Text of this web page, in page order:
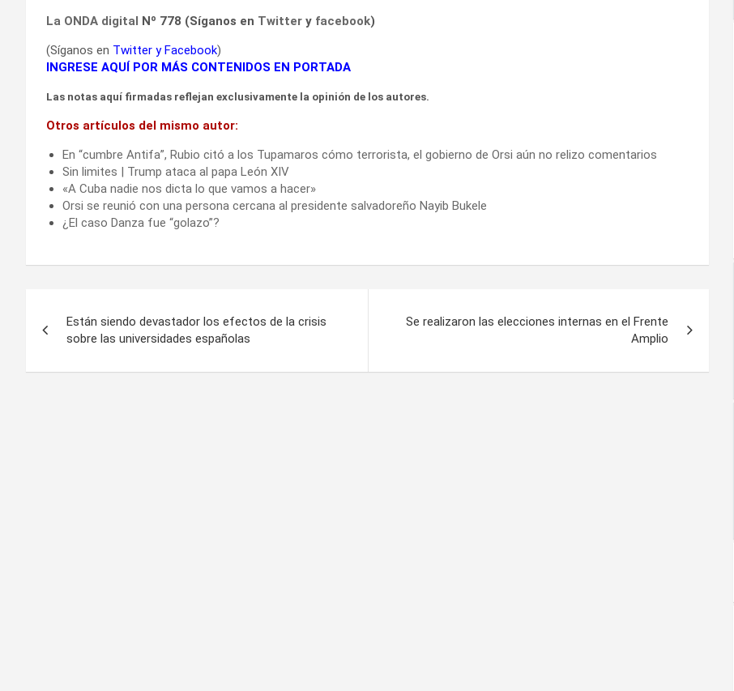
La ONDA digital Nº 778 (Síganos en Twitter y facebook)
(Síganos en Twitter yFacebook)
INGRESE AQUÍ POR MÁS CONTENIDOS EN PORTADA
Las notas aquí firmadas reflejan exclusivamente la opinión de los autores.
Otros artículos del mismo autor:
En “cumbre Antifa”, Rubio citó a los Tupamaros cómo terrorista, el gobierno de Orsi aún no relizo comentarios
Sin limites | Trump ataca al papa León XIV
«A Cuba nadie nos dicta lo que vamos a hacer»
Orsi se reunió con una persona cercana al presidente salvadoreño Nayib Bukele
¿El caso Danza fue “golazo”?
de
entradas
Están siendo devastador los efectos de la crisis
sobre las universidades españolas
Se realizaron las elecciones internas en el Frente
Amplio